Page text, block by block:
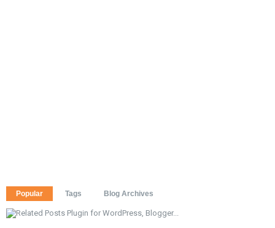
Popular Tags Blog Archives